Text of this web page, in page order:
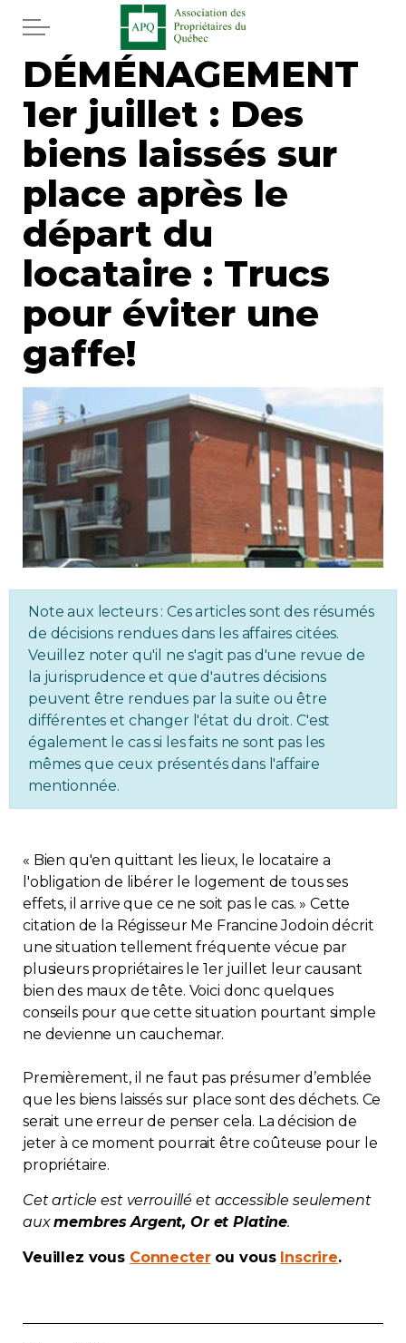
Aller au contenu principal
Accueil
Services
Actualités
Journal
Juridique
Mot de l'éditeur
Divers
Immobilier
Réglementation
Copropriété
Rabais APQ
App APQ
Médias
FAQ
Zone Membres
Français
Adhésion
DÉMÉNAGEMENT
1er juillet : Des
biens laissés sur
place après le
départ du
locataire : Trucs
pour éviter une
gaffe!
Note aux lecteurs : Ces articles sont des résumés
de décisions rendues dans les affaires citées.
Veuillez noter qu'il ne s'agit pas d'une revue de
la jurisprudence et que d'autres décisions
peuvent être rendues par la suite ou être
différentes et changer l'état du droit. C'est
également le cas si les faits ne sont pas les
mêmes que ceux présentés dans l'affaire
mentionnée.
« Bien qu'en quittant les lieux, le locataire a
l'obligation de libérer le logement de tous ses
effets, il arrive que ce ne soit pas le cas. » Cette
citation de la Régisseur Me Francine Jodoin décrit
une situation tellement fréquente vécue par
plusieurs propriétaires le 1er juillet leur causant
bien des maux de tête. Voici donc quelques
conseils pour que cette situation pourtant simple
ne devienne un cauchemar.
Premièrement, il ne faut pas présumer d’emblée
que les biens laissés sur place sont des déchets. Ce
serait une erreur de penser cela. La décision de
jeter à ce moment pourrait être coûteuse pour le
propriétaire.
Cet article est verrouillé et accessible seulement
auxmembres Argent, Or et Platine.
Veuillez vous Connecterou vous Inscrire.